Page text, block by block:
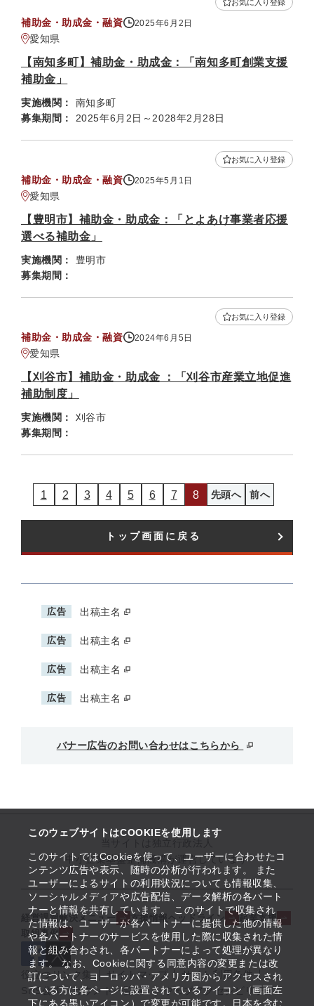
このウェブサイトはCOOKIEを使用します
このサイトではCookieを使って、ユーザーに合わせたコ
ンテンツ広告や表示、随時の分析が行われます。 また
ユーザーによるサイトの利用状況についても情報収集、
ソーシャルメディアや広告配信、データ解析の各パート
ナーと情報を共有しています。 このサイトで収集され
た情報は、ユーザーが各パートナーに提供した他の情報
や各パートナーのサービスを使用した際に収集された情
報と組み合わされ、各パートナーによって処理が異なり
ます。 なお、Cookieに関する同意内容の変更または改
訂について、ヨーロッパ・アメリカ圏からアクセスされ
ている方は各ページに設置されているアイコン（画面左
下にある黒いアイコン）で変更が可能です。日本を含む
補助金・助成金・融資 2025年6月2日
愛知県
お気に入り登録
【南知多町】補助金・助成金：「南知多町創業支援
補助金」
実施機関：
南知多町
募集期間：
2025年6月2日～2028年2月28日
補助金・助成金・融資 2025年5月1日
愛知県
お気に入り登録
【豊明市】補助金・助成金：「とよあけ事業者応援
選べる補助金」
実施機関：
豊明市
募集期間：
補助金・助成金・融資 2024年6月5日
愛知県
お気に入り登録
【刈谷市】補助金・助成金 ：「刈谷市産業立地促進
補助制度」
実施機関：
刈谷市
募集期間：
先頭へ 前へ
1 2 3 4 5 6 7 8
トップ画面に戻る
広告 出稿主名
広告 出稿主名
広告 出稿主名
広告 出稿主名
バナー広告のお問い合わせはこちらから
中小企業基盤整備機構が運営しています
経営課題解決メニュー 支援情報ヘッドライン
起業支援
取組事例
役立つリンク集 サイトマップ
サイト利用条件
SNS公式アカウント一覧
ウェブアクセシビリティ